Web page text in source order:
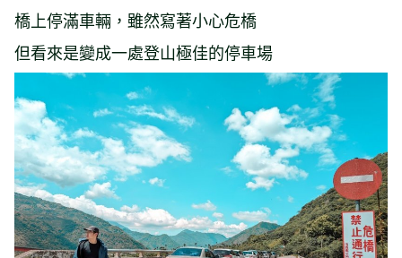
橋上停滿車輛，雖然寫著小心危橋
但看來是變成一處登山極佳的停車場